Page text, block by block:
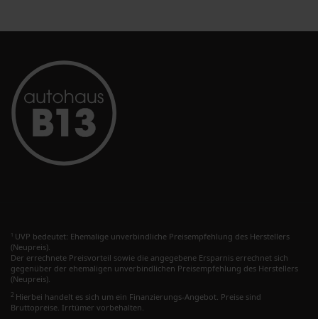
1 UVP bedeutet: Ehemalige unverbindliche Preisempfehlung des Herstellers
(Neupreis).
Der errechnete Preisvorteil sowie die angegebene Ersparnis errechnet sich
gegenüber der ehemaligen unverbindlichen Preisempfehlung des Herstellers
(Neupreis).
2 Hierbei handelt es sich um ein Finanzierungs-Angebot. Preise sind
Bruttopreise. Irrtümer vorbehalten.